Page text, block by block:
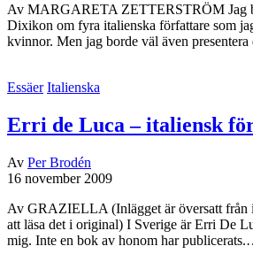
Av MARGARETA ZETTERSTRÖM Jag
Dixikon om fyra italienska författare som
kvinnor. Men jag borde väl även
Essäer Italienska
Erri de Luca – italiensk
Av Per Brodén
16 november 2009
Av GRAZIELLA (Inlägget är översatt från
att läsa det i original) I Sverige är Erri De
mig. Inte en bok av honom har